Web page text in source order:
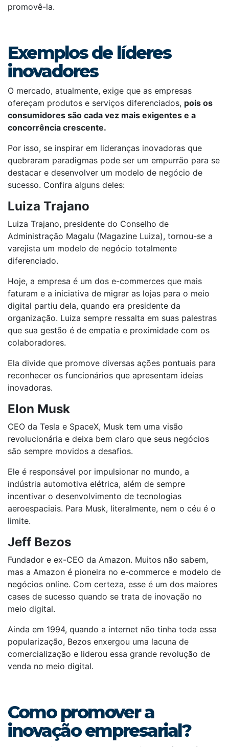
promovê-la.
Exemplos de líderes
inovadores
O mercado, atualmente, exige que as empresas
ofereçam produtos e serviços diferenciados, pois os
consumidores são cada vez mais exigentes e a
concorrência crescente.
Por isso, se inspirar em lideranças inovadoras que
quebraram paradigmas pode ser um empurrão para se
destacar e desenvolver um modelo de negócio de
sucesso. Confira alguns deles:
Luiza Trajano
Luiza Trajano, presidente do Conselho de
Administração Magalu (Magazine Luiza), tornou-se a
varejista um modelo de negócio totalmente
diferenciado.
Hoje, a empresa é um dos e-commerces que mais
faturam e a iniciativa de migrar as lojas para o meio
digital partiu dela, quando era presidente da
organização. Luiza sempre ressalta em suas palestras
que sua gestão é de empatia e proximidade com os
colaboradores.
Ela divide que promove diversas ações pontuais para
reconhecer os funcionários que apresentam ideias
inovadoras.
Elon Musk
CEO da Tesla e SpaceX, Musk tem uma visão
revolucionária e deixa bem claro que seus negócios
são sempre movidos a desafios.
Ele é responsável por impulsionar no mundo, a
indústria automotiva elétrica, além de sempre
incentivar o desenvolvimento de tecnologias
aeroespaciais. Para Musk, literalmente, nem o céu é o
limite.
Jeff Bezos
Fundador e ex-CEO da Amazon. Muitos não sabem,
mas a Amazon é pioneira no e-commerce e modelo de
negócios online. Com certeza, esse é um dos maiores
cases de sucesso quando se trata de inovação no
meio digital.
Ainda em 1994, quando a internet não tinha toda essa
popularização, Bezos enxergou uma lacuna de
comercialização e liderou essa grande revolução de
venda no meio digital.
Como promover a
inovação empresarial?